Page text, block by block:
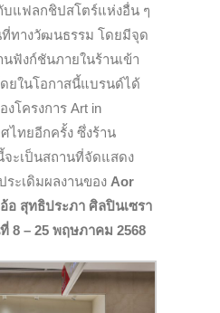
บแฟลกชิปสโตร์แห่งอื่น ๆ
ทางวัฒนธรรม โดยมีจุด
ฟังก์ชันภายในร้านเข้า
ยในโอกาสนี้แบรนด์ได้
โครงการ Art in
ไทยอีกครั้ง ซึ่งร้าน
จะเป็นสถานที่จัดแสดง
ะเดิมผลงานของ Aor
อ สุทธิประภา ศิลปินเซรา
8 – 25 พฤษภาคม 2568